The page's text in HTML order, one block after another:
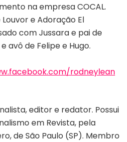
na empresa COCAL.
e Adoração El
com Jussara e pai de
avô de Felipe e Hugo.
rodneylean
editor e redator. Possui
em Revista, pela
de São Paulo (SP). Membro